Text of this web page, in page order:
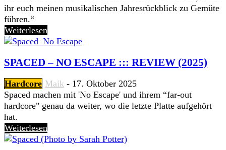
ihr euch meinen musikalischen Jahresrückblick zu Gemüte
führen.“
Weiterlesen
SPACED – NO ESCAPE ::: REVIEW (2025)
Hardcore Maik - 17. Oktober 2025
Spaced machen mit 'No Escape' und ihrem “far-out
hardcore" genau da weiter, wo die letzte Platte aufgehört
hat.
Weiterlesen